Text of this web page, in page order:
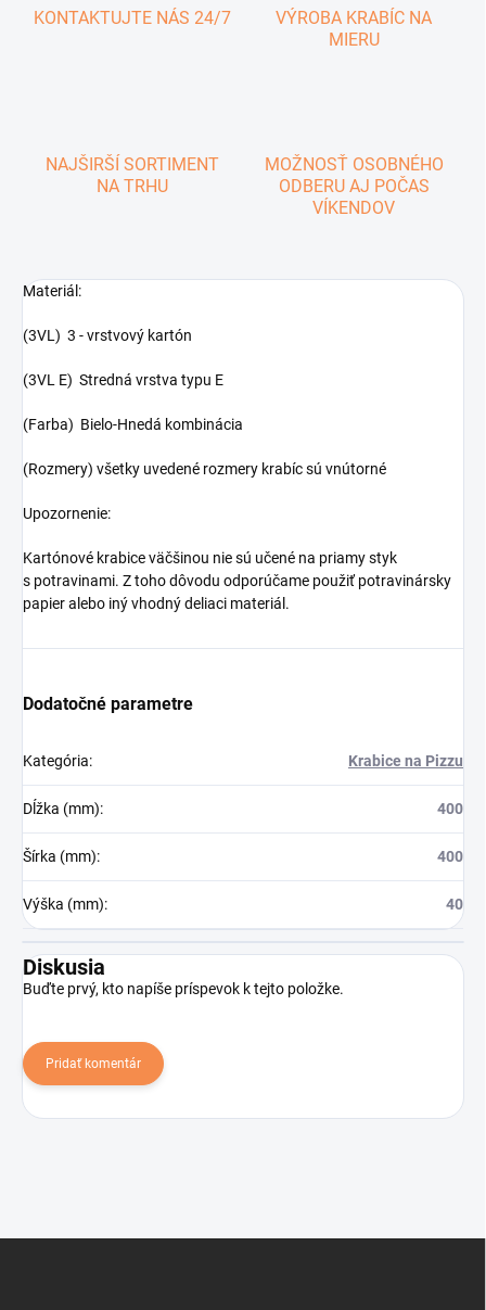
KONTAKTUJTE NÁS 24/7
VÝROBA KRABÍC NA
MIERU
NAJŠIRŠÍ SORTIMENT
NA TRHU
MOŽNOSŤ OSOBNÉHO
ODBERU AJ POČAS
VÍKENDOV
Materiál:
(3VL) 3 - vrstvový kartón
(3VL E) Stredná vrstva typu E
(Farba) Bielo-Hnedá kombinácia
(Rozmery) všetky uvedené rozmery krabíc sú vnútorné
Upozornenie:
Kartónové krabice väčšinou nie sú učené na priamy styk
s potravinami. Z toho dôvodu odporúčame použiť potravinársky
papier alebo iný vhodný deliaci materiál.
Dodatočné parametre
Kategória: Krabice na Pizzu
Dĺžka (mm): 400
Šírka (mm): 400
Výška (mm): 40
Diskusia
Buďte prvý, kto napíše príspevok k tejto položke.
Pridať komentár